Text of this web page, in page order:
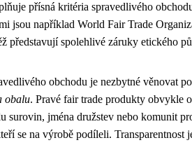
přísná kritéria spravedlivého
jsou například World Fair Trade
představují spolehlivé záruky etického
obchodu je nezbytné věnovat
obalu. Pravé fair trade produkty obvykle
surovin, jména družstev nebo komunit
se na výrobě podíleli. Transparentnost